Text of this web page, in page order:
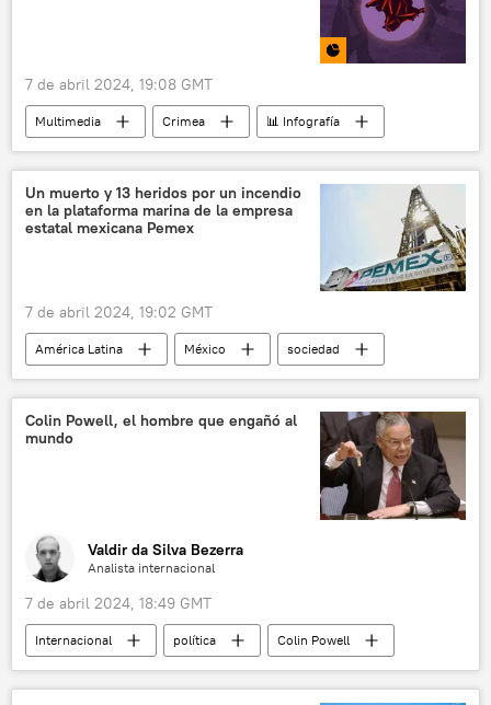
7 de abril 2024, 19:08 GMT
Multimedia Crimea
📊 Infografía
🛡️ Infografías militares
Gran Guerra Patria
🛡️ Historias militares
Un muerto y 13 heridos por un incendio
en la plataforma marina de la empresa
estatal mexicana Pemex
7 de abril 2024, 19:02 GMT
América Latina México
sociedad
Petróleos Mexicanos (Pemex)
Colin Powell, el hombre que engañó al
mundo
Valdir da Silva Bezerra
Analista internacional
7 de abril 2024, 18:49 GMT
Internacional política
Colin Powell
George W. Bush
seguridad
EEUU